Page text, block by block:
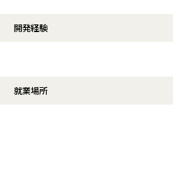
開発経験
就業場所